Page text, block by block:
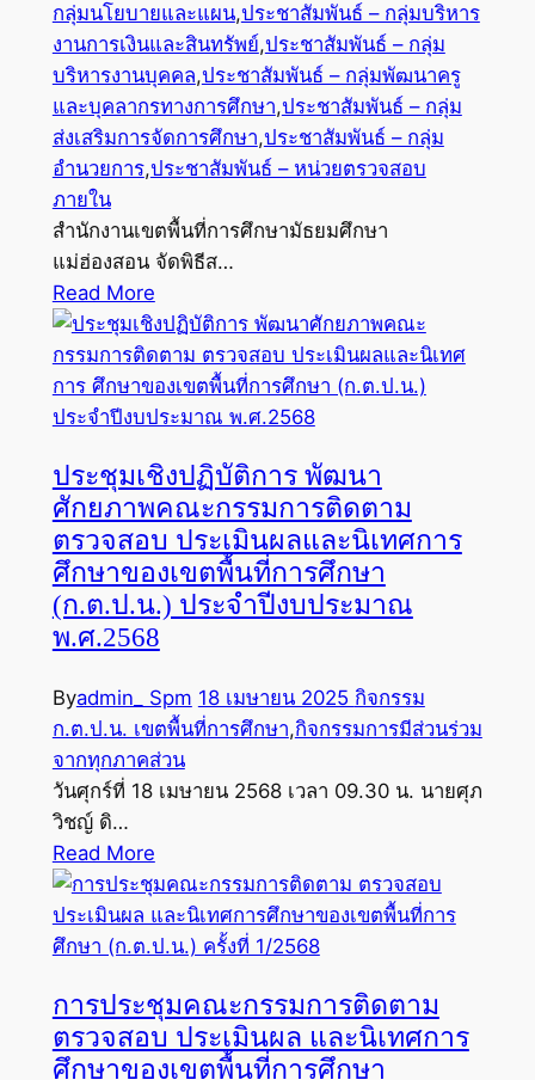
กลุ่มนโยบายและแผน,ประชาสัมพันธ์ – กลุ่มบริหาร
งานการเงินและสินทรัพย์,ประชาสัมพันธ์ – กลุ่ม
บริหารงานบุคคล,ประชาสัมพันธ์ – กลุ่มพัฒนาครู
และบุคลากรทางการศึกษา,ประชาสัมพันธ์ – กลุ่ม
ส่งเสริมการจัดการศึกษา,ประชาสัมพันธ์ – กลุ่ม
อำนวยการ,ประชาสัมพันธ์ – หน่วยตรวจสอบ
ภายใน
สำนักงานเขตพื้นที่การศึกษามัธยมศึกษา
แม่ฮ่องสอน จัดพิธีส…
Read More
ประชุมเชิงปฏิบัติการ พัฒนา
ศักยภาพคณะกรรมการติดตาม
ตรวจสอบ ประเมินผลและนิเทศการ
ศึกษาของเขตพื้นที่การศึกษา
(ก.ต.ป.น.) ประจำปีงบประมาณ
พ.ศ.2568
Byadmin_ Spm 18 เมษายน 2025 กิจกรรม
ก.ต.ป.น. เขตพื้นที่การศึกษา,กิจกรรมการมีส่วนร่วม
จากทุกภาคส่วน
วันศุกร์ที่ 18 เมษายน 2568 เวลา 09.30 น. นายศุภ
วิชญ์ ดิ…
Read More
การประชุมคณะกรรมการติดตาม
ตรวจสอบ ประเมินผล และนิเทศการ
ศึกษาของเขตพื้นที่การศึกษา